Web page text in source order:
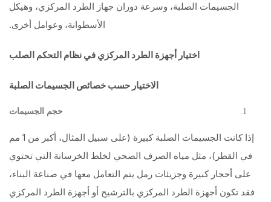
الجسيمات الصلبة، وسرعة دوران جهاز الطرد المركزي، وهيكل
الأسطوانة، وعوامل أخرى.
اختيار أجهزة الطرد المركزي في نظام التحكم الصلب
الاختيار حسب خصائص الجسيمات الصلبة
حجم الجسيمات
إذا كانت الجسيمات الصلبة كبيرة (على سبيل المثال، أكبر من 1 مم
في القطر)، مثل مياه الصرف الصحي لخلط الخرسانة التي تحتوي
على أحجار كبيرة وجزيئات رمل يتم التعامل معها في صناعة البناء،
فقد تكون أجهزة الطرد المركزي بالترشيح أو أجهزة الطرد المركزي